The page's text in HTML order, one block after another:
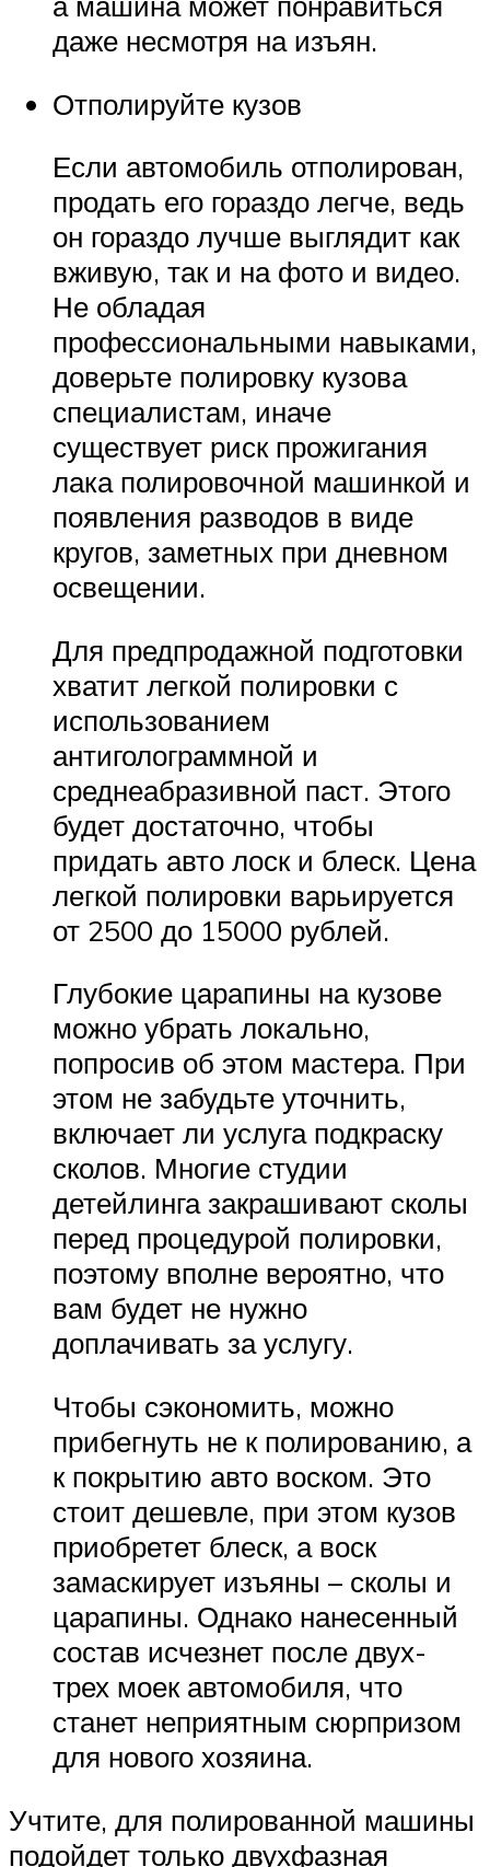
даже несмотря на изъян.
Отполируйте кузов
Если автомобиль отполирован,
продать его гораздо легче, ведь
он гораздо лучше выглядит как
вживую, так и на фото и видео.
Не обладая
профессиональными навыками,
доверьте полировку кузова
специалистам, иначе
существует риск прожигания
лака полировочной машинкой и
появления разводов в виде
кругов, заметных при дневном
освещении.
Для предпродажной подготовки
хватит легкой полировки с
использованием
антиголограммной и
среднеабразивной паст. Этого
будет достаточно, чтобы
придать авто лоск и блеск. Цена
легкой полировки варьируется
от 2500 до 15000 рублей.
Глубокие царапины на кузове
можно убрать локально,
попросив об этом мастера. При
этом не забудьте уточнить,
включает ли услуга подкраску
сколов. Многие студии
детейлинга закрашивают сколы
перед процедурой полировки,
поэтому вполне вероятно, что
вам будет не нужно
доплачивать за услугу.
Чтобы сэкономить, можно
прибегнуть не к полированию, а
к покрытию авто воском. Это
стоит дешевле, при этом кузов
приобретет блеск, а воск
замаскирует изъяны – сколы и
царапины. Однако нанесенный
состав исчезнет после двух-
трех моек автомобиля, что
станет неприятным сюрпризом
для нового хозяина.
Учтите, для полированной машины
подойдет только двухфазная